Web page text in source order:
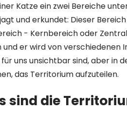
Katze ein zwei Bereiche
und erkundet: Dieser
- Kernbereich oder
er wird von verschiedenen
uns unsichtbar sind, aber in
das Territorium aufzuteilen.
sind die